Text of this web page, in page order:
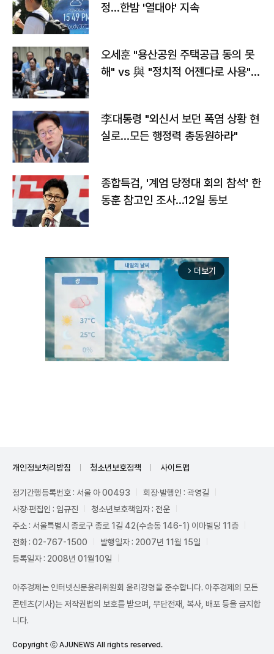
정…한밤 '열대야' 지속
오세훈 "용산공원 주택공급 동의 못
해" vs 與 "정치적 어젠다로 사용"
李대통령 "외신서 보던 폭염 상황 현
실로…모든 행정력 총동원하라"
종합특검, '계엄 당정대 회의 참석' 한
동훈 참고인 조사...12일 통보
arrow_forward_ios 더보기
개인정보처리방침 청소년보호정책 사이트맵
정기간행등록번호 : 서울 아 00493
회장·발행인 : 곽영길
사장·편집인 : 임규진
청소년보호책임자 : 전운
주소 : 서울특별시 종로구 종로 1길 42(수송동 146-1) 이마빌딩 11층
전화 : 02-767-1500
발행일자 : 2007년 11월 15일
등록일자 : 2008년 01월10일
아주경제는 인터넷신문윤리위원회 윤리강령을 준수합니다. 아주경제의 모든
콘텐츠(기사)는 저작권법의 보호를 받으며, 무단전재, 복사, 배포 등을 금지합
니다.
Copyright ⓒ AJUNEWS All rights reserved.